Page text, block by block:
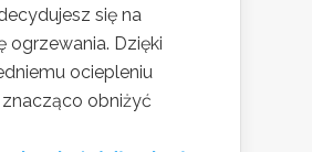
się na
ogrzewania. Dzięki
ociepleniu
obniżyć